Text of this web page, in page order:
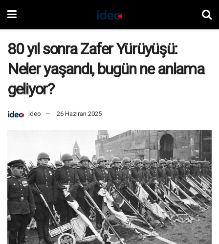
80 yıl sonra Zafer Yürüyüşü:
Neler yaşandı, bugün ne anlama
geliyor?
ideo 26 Haziran 2025